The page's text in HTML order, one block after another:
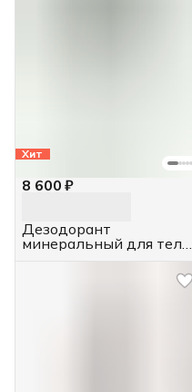
Хит
8 600 ₽
Дезодорант
минеральный для тела,